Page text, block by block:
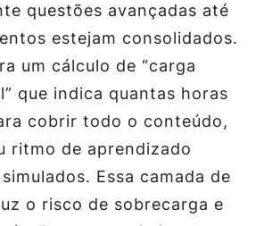
questões avançadas até
estejam consolidados.
um cálculo de “carga
que indica quantas horas
cobrir todo o conteúdo,
ritmo de aprendizado
Essa camada de
o risco de sobrecarga e